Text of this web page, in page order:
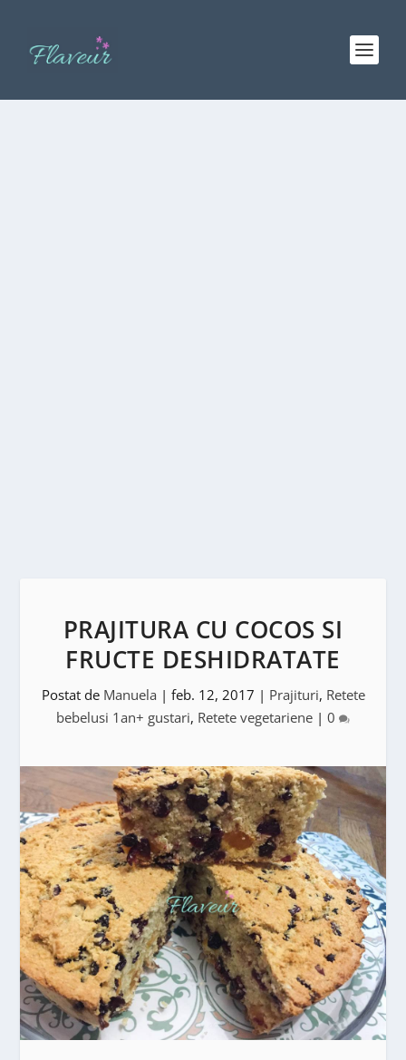
PRAJITURA CU COCOS SI
FRUCTE DESHIDRATATE
Postat de Manuela | feb. 12, 2017 | Prajituri, Retete
bebelusi 1an+ gustari, Retete vegetariene | 0